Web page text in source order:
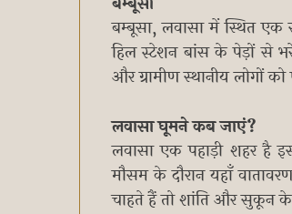
बम्बूसा, लवासा में स्थित एक
हिल स्टेशन बांस के पेड़ों से
और ग्रामीण स्थानीय लोगों
लवासा घूमने कब जाएं?
लवासा एक पहाड़ी शहर है
मौसम के दौरान यहाँ
चाहते हैं तो शांति और सुकून